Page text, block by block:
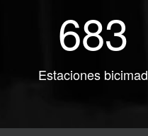
683
Estaciones bicimad